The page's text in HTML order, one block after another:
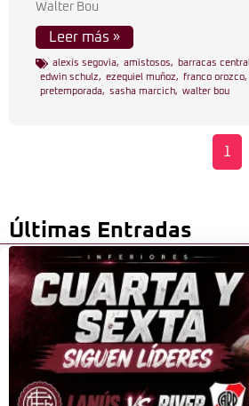
Walter Bou
Leer más »
alexis segovia, amistosos, barracas central
edwin schulz, ezequiel muñoz, franco orozco,
pretemporada, sasha marcich, walter bou
1
Últimas Entradas